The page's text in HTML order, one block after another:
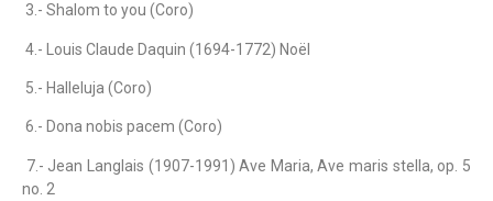
3.- Shalom to you (Coro)
4.- Louis Claude Daquin (1694-1772) Noël
5.- Halleluja (Coro)
6.- Dona nobis pacem (Coro)
7.- Jean Langlais (1907-1991) Ave Maria, Ave maris stella, op. 5
no. 2